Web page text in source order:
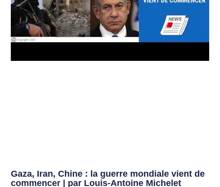
Gaza, Iran, Chine : la guerre mondiale vient de
commencer | par Louis-Antoine Michelet